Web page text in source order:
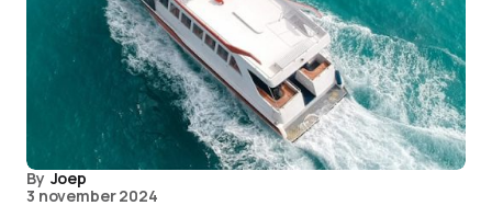
By Joep
3 november 2024